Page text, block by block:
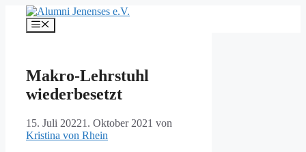
Inhalt
springen
Menü
Makro-Lehrstuhl
wiederbesetzt
15. Juli 20221. Oktober 2021 von
Kristina von Rhein